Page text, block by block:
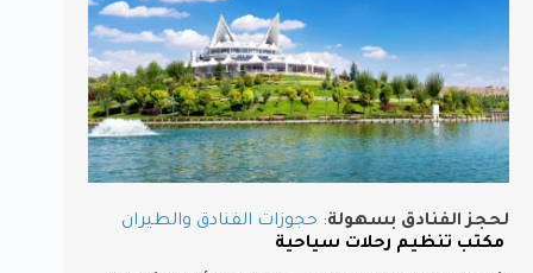
لحجز الفنادق بسهولة: حجوزات الفنادق والطيران
مكتب تنظيم رحلات سياحية